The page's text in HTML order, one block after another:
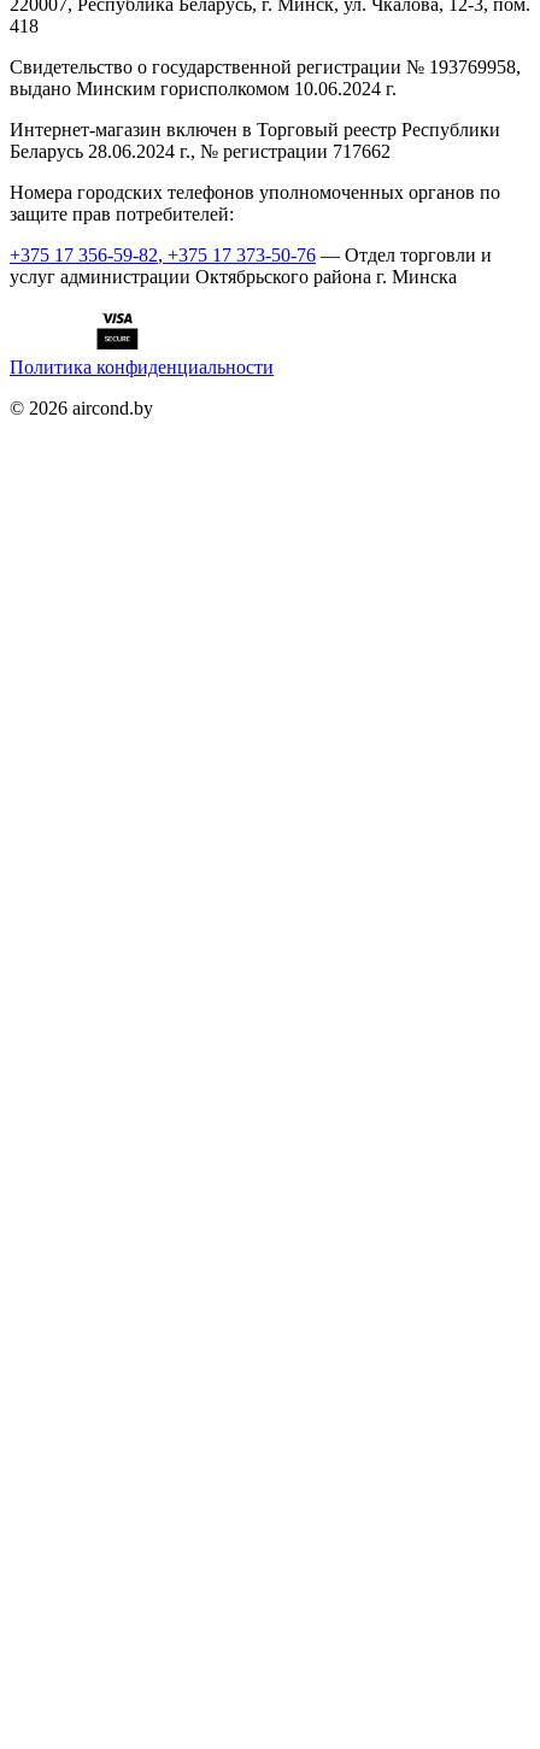
220007, Республика Беларусь, г. Минск, ул. Чкалова, 12-3, пом.
418
Cвидетельство о государственной регистрации № 193769958,
выдано Минским горисполкомом 10.06.2024 г.
Интернет-магазин включен в Торговый реестр Республики
Беларусь 28.06.2024 г., № регистрации 717662
Номера городских телефонов уполномоченных органов по
защите прав потребителей:
+375 17 356-59-82, +375 17 373-50-76 — Отдел торговли и
услуг администрации Октябрьского района г. Минска
Политика конфиденциальности
© 2026 aircond.by